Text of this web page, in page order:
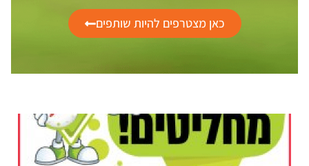
כאן מצטרפים להיות שותפים